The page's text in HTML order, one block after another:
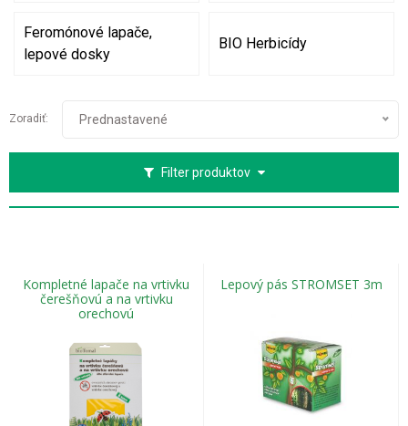
Feromónové lapače,
lepové dosky
BIO Herbicídy
Filter produktov
Zoradiť: Prednastavené
Kompletné lapače na vrtivku
čerešňovú a na vrtivku
orechovú
Lepový pás STROMSET 3m